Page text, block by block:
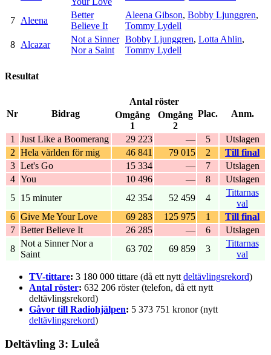
7 Aleena
Better
Believe It
Aleena Gibson, Bobby Ljunggren,
Tommy Lydell
8 Alcazar
Not a Sinner
Nor a Saint
Bobby Ljunggren, Lotta Ahlin,
Tommy Lydell
Resultat
Nr Bidrag
Antal röster
Plac.
Anm.
Omgång
1
Omgång
2
1
Just Like a Boomerang 29 223 — 5
Utslagen
2 Hela världen för mig 46 841 79 015 2
Till final
3 Let's Go 15 334 — 7
Utslagen
4 You 10 496 — 8
Utslagen
5
15 minuter 42 354 52 459 4
Tittarnas
val
6 Give Me Your Love 69 283 125 975 1
Till final
7 Better Believe It 26 285 — 6
Utslagen
8
Not a Sinner Nor a
Saint
63 702 69 859 3
Tittarnas
val
TV-tittare: 3 180 000 tittare (då ett nytt deltävlingsrekord)
Antal röster: 632 206 röster (telefon, då ett nytt
deltävlingsrekord)
Gåvor till Radiohjälpen: 5 373 751 kronor (nytt
deltävlingsrekord)
Deltävling 3: Luleå